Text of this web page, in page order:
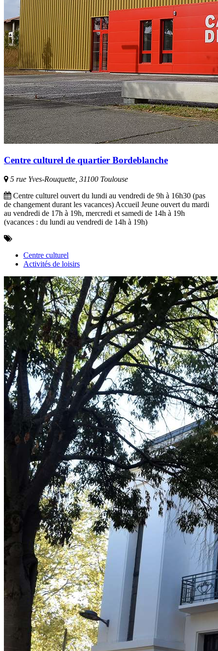
Centre culturel de quartier Bordeblanche
5 rue Yves-Rouquette, 31100 Toulouse
Centre culturel ouvert du lundi au vendredi de 9h à 16h30 (pas
de changement durant les vacances) Accueil Jeune ouvert du mardi
au vendredi de 17h à 19h, mercredi et samedi de 14h à 19h
(vacances : du lundi au vendredi de 14h à 19h)
Centre culturel
Activités de loisirs